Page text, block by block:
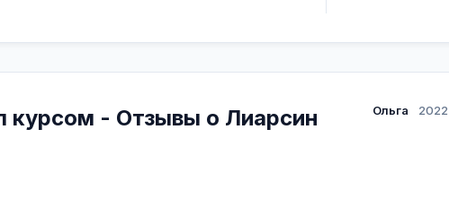
курсом - Отзывы о Лиарсин Ольга